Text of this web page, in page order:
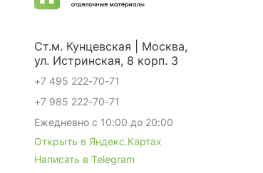
Ст.м. Кунцевская | Москва,
ул. Истринская, 8 корп. 3
+7 495 222-70-71
+7 985 222-70-71
Ежедневно с 10:00 до 20:00
Открыть в Яндекс.Картах
Написать в Telegram